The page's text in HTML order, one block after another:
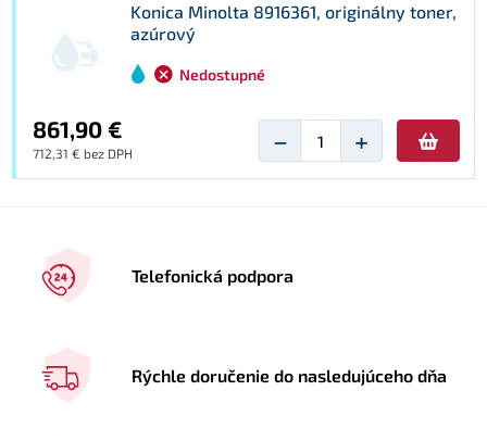
Konica Minolta 8916361, originálny toner,
azúrový
Nedostupné
861,90 €
712,31 € bez DPH − +
Telefonická podpora
Rýchle doručenie do nasledujúceho dňa